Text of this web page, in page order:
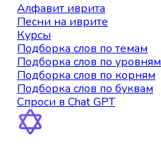
Алфавит иврита
Песни на иврите
Курсы
Подборка слов по темам
Подборка слов по уровням
Подборка слов по корням
Подборка слов по буквам
Спроси в Chat GPT